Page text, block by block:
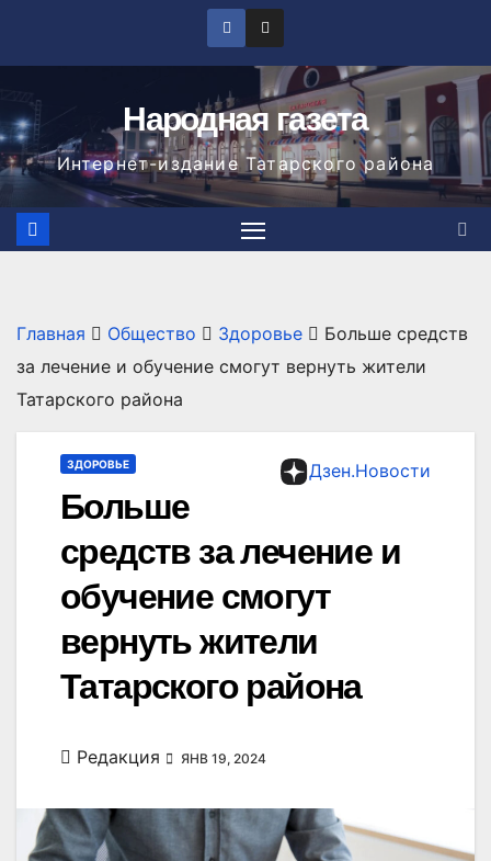
Народная газета
Интернет-издание Татарского района
Главная Общество Здоровье
Больше средств
за лечение и обучение смогут вернуть жители
Татарского района
Дзен.Новости
ЗДОРОВЬЕ
Больше
средств за лечение и
обучение смогут
вернуть жители
Татарского района
Редакция ЯНВ 19, 2024